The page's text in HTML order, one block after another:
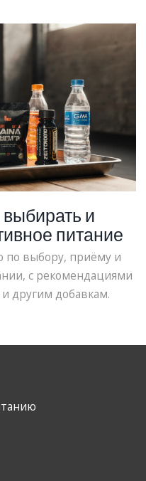
и
питание
по выбору, приёму и
с рекомендациями
другим добавкам.